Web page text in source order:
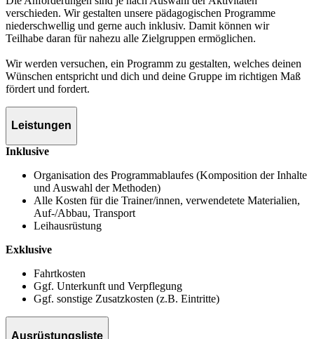
verschieden. Wir gestalten unsere pädagogischen Programme
niederschwellig und gerne auch inklusiv. Damit können wir
Teilhabe daran für nahezu alle Zielgruppen ermöglichen.
Wir werden versuchen, ein Programm zu gestalten, welches deinen
Wünschen entspricht und dich und deine Gruppe im richtigen Maß
fördert und fordert.
Leistungen
Inklusive
Organisation des Programmablaufes (Komposition der Inhalte
und Auswahl der Methoden)
Alle Kosten für die Trainer/innen, verwendetete Materialien,
Auf-/Abbau, Transport
Leihausrüstung
Exklusive
Fahrtkosten
Ggf. Unterkunft und Verpflegung
Ggf. sonstige Zusatzkosten (z.B. Eintritte)
Ausrüstungsliste